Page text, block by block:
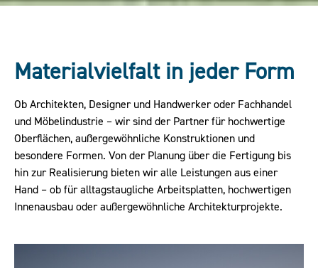
Materialvielfalt in jeder Form
Ob Architekten, Designer und Handwerker oder Fachhandel
und Möbelindustrie – wir sind der Partner für hochwertige
Oberflächen, außergewöhnliche Konstruktionen und
besondere Formen. Von der Planung über die Fertigung bis
hin zur Realisierung bieten wir alle Leistungen aus einer
Hand – ob für alltagstaugliche Arbeitsplatten, hochwertigen
Innenausbau oder außergewöhnliche Architekturprojekte.